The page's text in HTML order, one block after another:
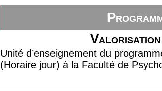
Valorisation
Unité d’enseignement du
(Horaire jour) à la Faculté de